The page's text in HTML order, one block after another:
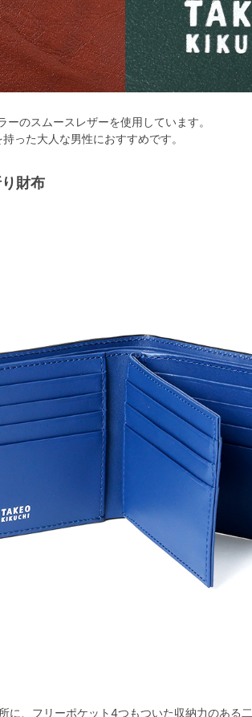
ーのスムースレザーを使用しています。
った大人な男性におすすめです。
財布
に、フリーポケット4つもついた収納力のある二